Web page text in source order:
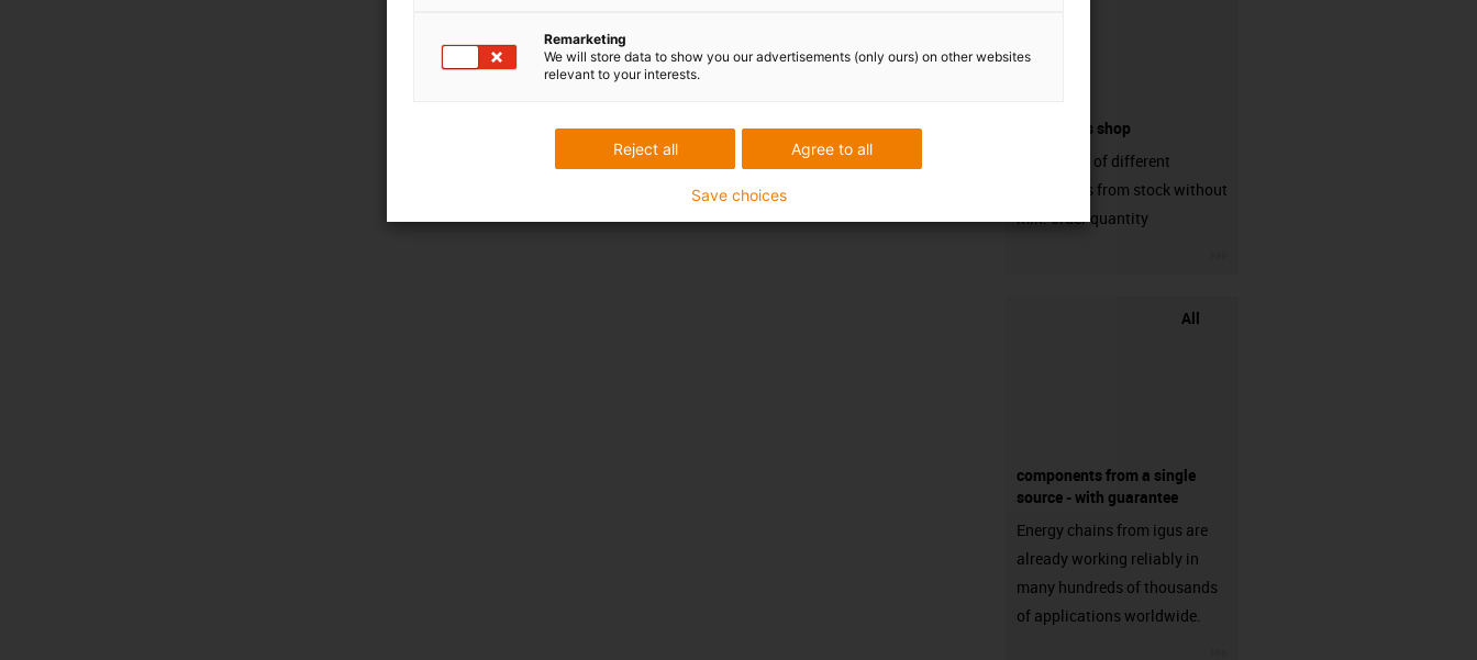
connectors shop
big variaty of different
connectors from stock without
min. order quantity
All
components from a single
source - with guarantee
Energy chains from igus are
already working reliably in
many hundreds of thousands
of applications worldwide.
Remarketing
We will store data to show you our advertisements (only ours) on other websites
relevant to your interests.
Agree to all
Reject all
Save choices